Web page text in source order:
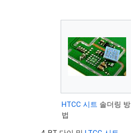
HTCC 시트 솔더링 방
법